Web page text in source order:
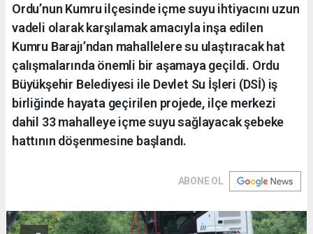
Ordu’nun Kumru ilçesinde içme suyu ihtiyacını uzun
vadeli olarak karşılamak amacıyla inşa edilen
Kumru Barajı’ndan mahallelere su ulaştıracak hat
çalışmalarında önemli bir aşamaya geçildi. Ordu
Büyükşehir Belediyesi ile Devlet Su İşleri (DSİ) iş
birliğinde hayata geçirilen projede, ilçe merkezi
dahil 33 mahalleye içme suyu sağlayacak şebeke
hattının döşenmesine başlandı.
ABONE OL